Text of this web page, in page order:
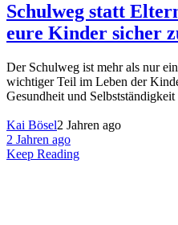
Schulweg statt
eure Kinder sicher
Der Schulweg ist mehr als nur
wichtiger Teil im Leben der
Gesundheit und
Kai Bösel2 Jahren ago
2 Jahren ago
Keep Reading